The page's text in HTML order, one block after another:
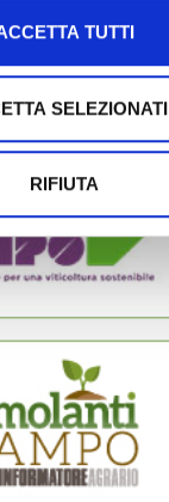
TUTTI
SELEZIONATI
RIFIUTA